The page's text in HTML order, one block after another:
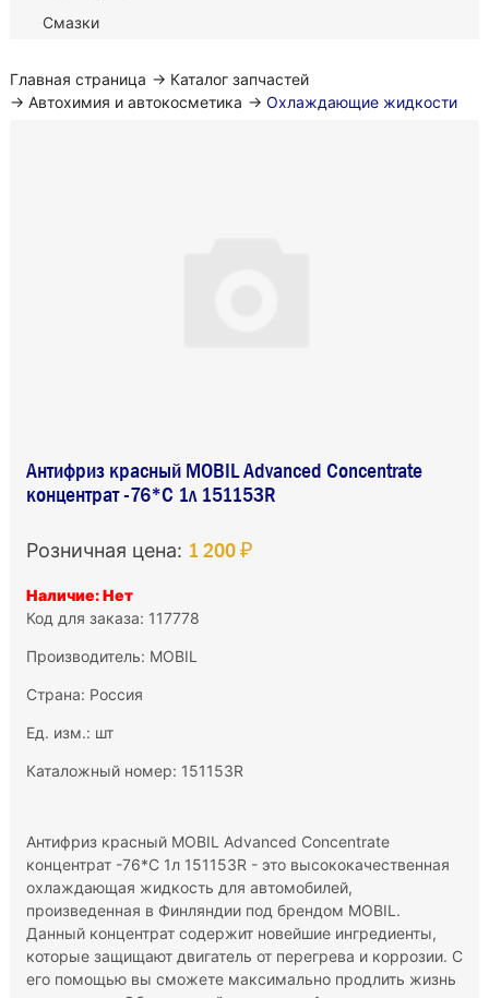
Смазки
Главная страница → Каталог запчастей
→ Автохимия и автокосметика → Охлаждающие жидкости
Антифриз красный MOBIL Advanced Concentrate
концентрат -76*C 1л 151153R
Розничная цена: 1 200 ₽
Наличие: Нет
Код для заказа: 117778
Производитель: MOBIL
Страна: Россия
Ед. изм.: шт
Каталожный номер: 151153R
Антифриз красный MOBIL Advanced Concentrate
концентрат -76*C 1л 151153R - это высококачественная
охлаждающая жидкость для автомобилей,
произведенная в Финляндии под брендом MOBIL.
Данный концентрат содержит новейшие ингредиенты,
которые защищают двигатель от перегрева и коррозии. С
его помощью вы сможете максимально продлить жизнь